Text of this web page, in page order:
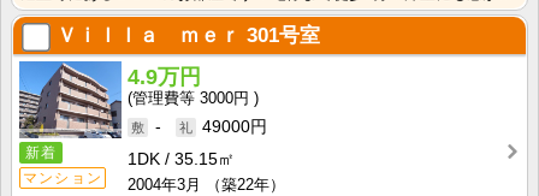
Ｖｉｌｌａ ｍｅｒ 301号室
新着
マンション
4.9万円
3000円
-
49000円
1DK
35.15㎡
2004年3月
（築22年）